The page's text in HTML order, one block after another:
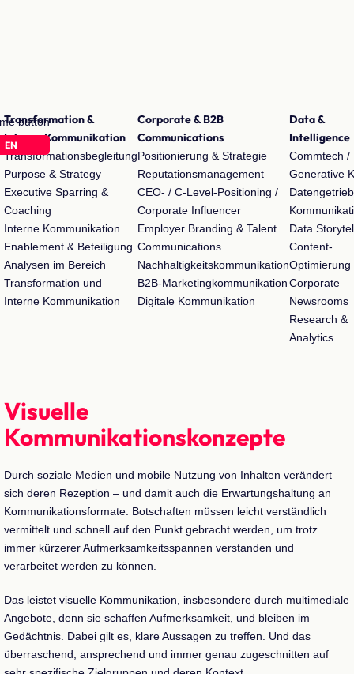
EN
Transformation &
Interne Kommunikation
Transformationsbegleitung
Purpose & Strategy
Executive Sparring &
Coaching
Interne Kommunikation
Enablement & Beteiligung
Analysen im Bereich
Transformation und
Interne Kommunikation
Corporate & B2B
Communications
Positionierung & Strategie
Reputationsmanagement
CEO- / C-Level-Positioning /
Corporate Influencer
Employer Branding & Talent
Communications
Nachhaltigkeitskommunikation
B2B-Marketingkommunikation
Digitale Kommunikation
Data &
Intelligence
Commtech /
Generative
Data
Content-
Optimierung
Corporate
Newsrooms
Research &
Analytics
Visuelle
Kommunikationskonzepte
Durch soziale Medien und mobile Nutzung von Inhalten verändert
sich deren Rezeption – und damit auch die Erwartungshaltung an
Kommunikationsformate: Botschaften müssen leicht verständlich
vermittelt und schnell auf den Punkt gebracht werden, um trotz
immer kürzerer Aufmerksamkeitsspannen verstanden und
verarbeitet werden zu können.
Das leistet visuelle Kommunikation, insbesondere durch multimediale
Angebote, denn sie schaffen Aufmerksamkeit, und bleiben im
Gedächtnis. Dabei gilt es, klare Aussagen zu treffen. Und das
überraschend, ansprechend und immer genau zugeschnitten auf